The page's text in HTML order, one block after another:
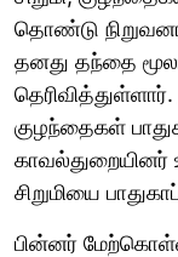
தொண்டு
தனது தந்தை
குழந்தைகள்
சிறுமியை
பின்னர்